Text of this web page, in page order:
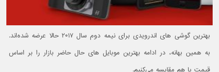
بهترین گوشی های اندرویدی برای نیمه دوم سال ۲۰۱۷ حالا عرضه شده‌اند.
به همین بهانه، در ادامه بهترین موبایل های حال حاضر بازار را بر اساس
قیمت با هم مقایسه می‌کنیم.